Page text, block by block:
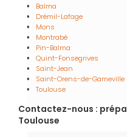
Balma
Drémil-Lafage
Mons
Montrabé
Pin-Balma
Quint-Fonsegrives
Saint-Jean
Saint-Orens-de-Gameville
Toulouse
Contactez-nous :
Toulouse